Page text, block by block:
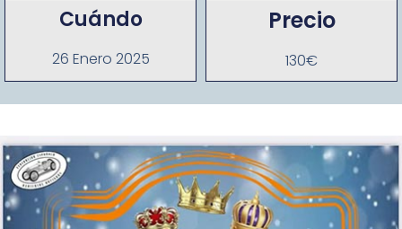
Cuándo
26 Enero 2025
Precio
130€